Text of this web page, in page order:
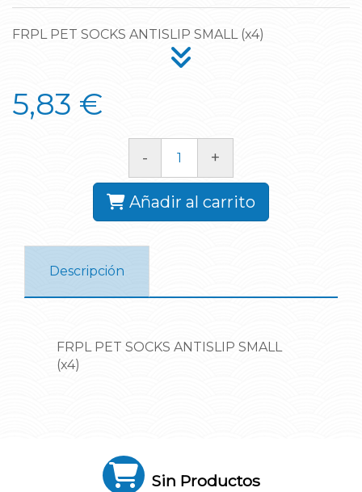
FRPL PET SOCKS ANTISLIP SMALL (x4)
5,83 €
- +
Añadir al carrito
Descripción
FRPL PET SOCKS ANTISLIP SMALL
(x4)
Sin Productos